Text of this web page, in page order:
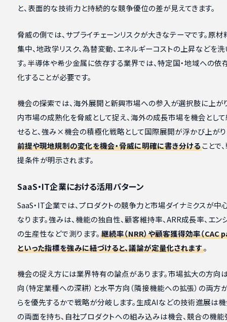
と、表面的な技術力と持続的な競争優位の差が見えてきます。
脅威の側では、サプライチェーンリスクが大きなテーマです。原
集中、地政学リスク、為替変動、エネルギーコストの上昇などを
す。半導体や希少金属に依存する業界では、特定国・地域への依
化することが必要です。
機会の探索では、海外展開と新興市場への参入が選択肢に上が
内市場の成熟化を脅威として捉え、海外の成長市場を機会とし
せると、強み×機会の積極化戦略として国際展開が浮かび上がり
前提や現地規制の変化を機会・脅威に明確に書き分けることで
提条件が明示されます。
SaaS・IT企業における活用パターン
SaaS・IT企業では、プロダクトの競争力と市場ダイナミクスが中
なります。強みは、機能の独自性、顧客維持率、ARR成長率、エ
の生産性などで測ります。 継続率（NRR）や顧客獲得効率（CAC
といった指標を強みに紐づけると、議論が定量化されます。
機会の捉え方には業界特有の論点があります。市場拡大の方向
向（特定業種への深耕）と水平方向（隣接機能への拡張）の両方
らを優先するかで戦略が分岐します。生成AIなどの技術進展は
の両面を持ち、自社プロダクトへの組み込みは機会、競合の機